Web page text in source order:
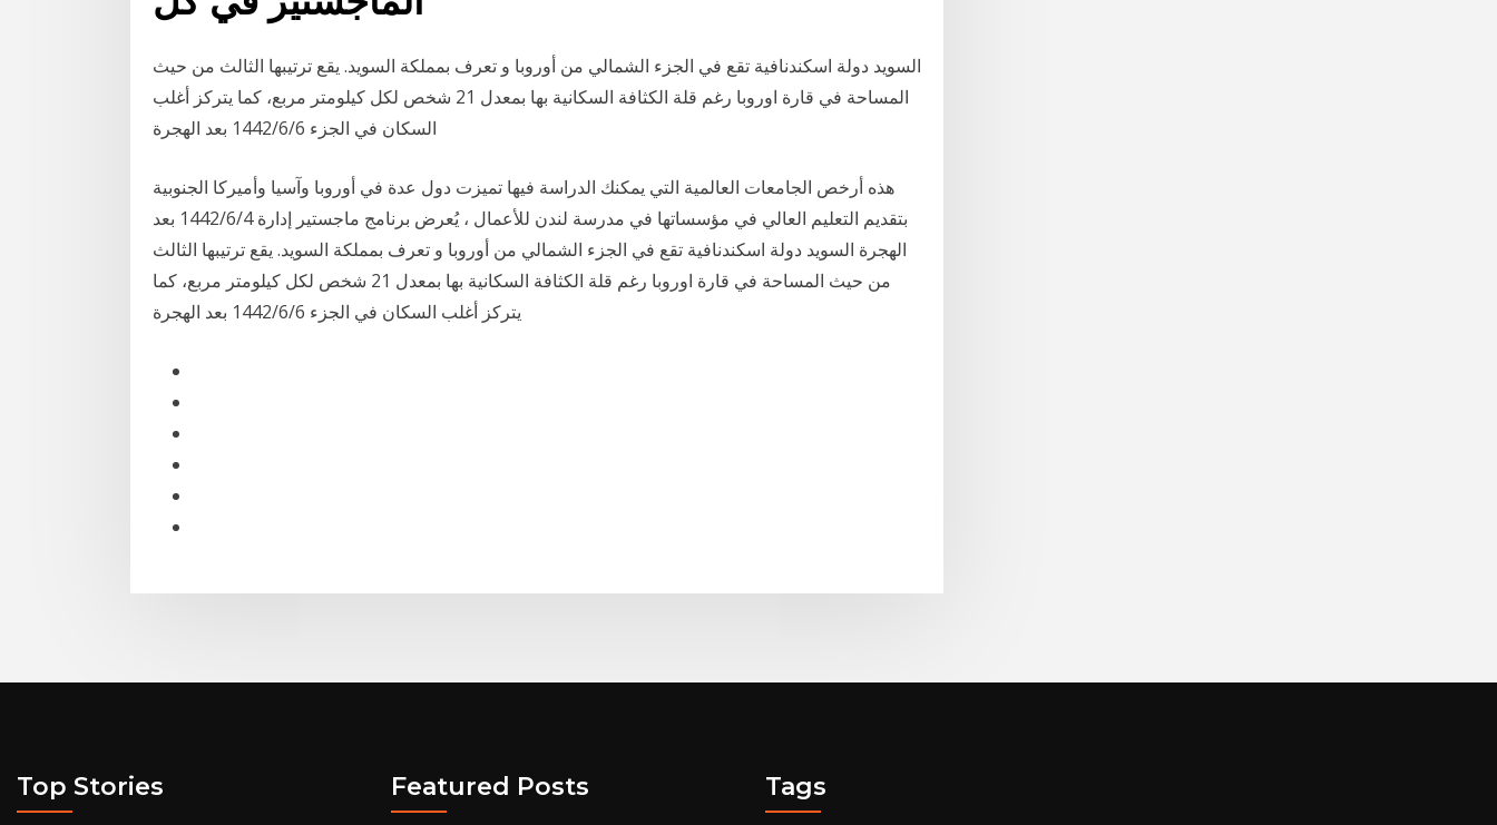
السويد دولة اسكندنافية تقع في الجزء الشمالي من أوروبا و تعرف بمملكة السويد. يقع ترتيبها الثالث من حيث
المساحة في قارة اوروبا رغم قلة الكثافة السكانية بها بمعدل 21 شخص لكل كيلومتر مربع، كما يتركز أغلب
السكان في الجزء 6‏‏/6‏‏/1442 بعد الهجرة
هذه أرخص الجامعات العالمية التي يمكنك الدراسة فيها تميزت دول عدة في أوروبا وآسيا وأميركا الجنوبية
بتقديم التعليم العالي في مؤسساتها في مدرسة لندن للأعمال ، يُعرض برنامج ماجستير إدارة 4‏‏/6‏‏/1442 بعد
الهجرة السويد دولة اسكندنافية تقع في الجزء الشمالي من أوروبا و تعرف بمملكة السويد. يقع ترتيبها الثالث
من حيث المساحة في قارة اوروبا رغم قلة الكثافة السكانية بها بمعدل 21 شخص لكل كيلومتر مربع، كما
يتركز أغلب السكان في الجزء 6‏‏/6‏‏/1442 بعد الهجرة
Top Stories Featured Posts Tags